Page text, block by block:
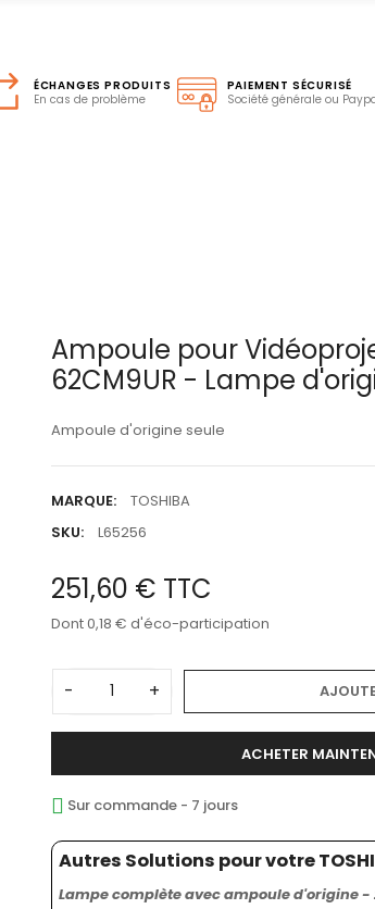
ÉCHANGES PRODUITS
En cas de problème
PAIEMENT SÉCURISÉ
Société générale ou
Ampoule pour
62CM9UR - Lampe
Ampoule d'origine seule
MARQUE:
TOSHIBA
SKU:
L65256
251,60 € TTC
Dont 0,18 € d'éco-participation
- +
ACHETER
Sur commande - 7 jours
Autres Solutions pour votre
Lampe complète avec ampoule d'origine -